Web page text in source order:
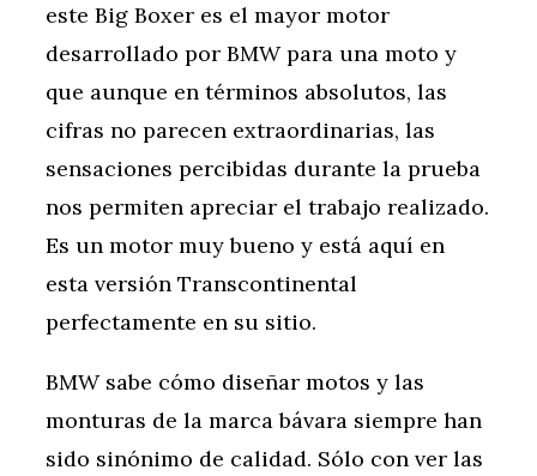
este Big Boxer es el mayor motor
desarrollado por BMW para una moto y
que aunque en términos absolutos, las
cifras no parecen extraordinarias, las
sensaciones percibidas durante la prueba
nos permiten apreciar el trabajo realizado.
Es un motor muy bueno y está aquí en
esta versión Transcontinental
perfectamente en su sitio.
BMW sabe cómo diseñar motos y las
monturas de la marca bávara siempre han
sido sinónimo de calidad. Sólo con ver las